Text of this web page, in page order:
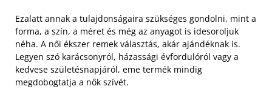
Ezalatt annak a tulajdonságaira szükséges gondolni, mint a
forma, a szín, a méret és még az anyagot is idesoroljuk
néha. A női ékszer remek választás, akár ajándéknak is.
Legyen szó karácsonyról, házassági évfordulóról vagy a
kedvese születésnapjáról, eme termék mindig
megdobogtatja a nők szívét.